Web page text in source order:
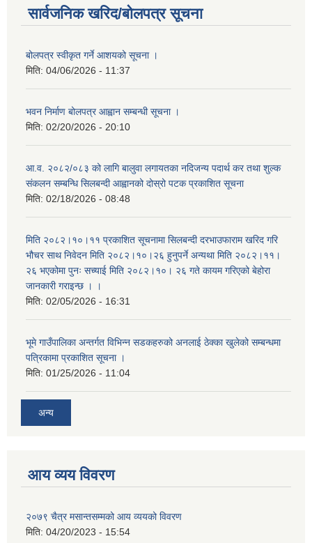
सार्वजनिक खरिद/बोलपत्र सूचना
बोलपत्र स्वीकृत गर्ने आशयको सूचना ।
मिति: 04/06/2026 - 11:37
भवन निर्माण बोलपत्र आह्वान सम्बन्धी सूचना ।
मिति: 02/20/2026 - 20:10
आ.व. २०८२/०८३ को लागि बालुवा लगायतका नदिजन्य पदार्थ कर तथा शुल्क
संकलन सम्बन्धि सिलबन्दी आह्वानको दोस्रो पटक प्रकाशित सूचना
मिति: 02/18/2026 - 08:48
मिति २०८२।१०।११ प्रकाशित सूचनामा सिलबन्दी दरभाउफाराम खरिद गरि
भौचर साथ निवेदन मिति २०८२।१०।२६ हुनुपर्ने अन्यथा मिति २०८२।११।
२६ भएकोमा पुनः सच्याई मिति २०८२।१०। २६ गते कायम गरिएको बेहोरा
जानकारी गराइन्छ । ।
मिति: 02/05/2026 - 16:31
भूमे गाउँपालिका अन्तर्गत विभिन्न सडकहरुको अनलाई ठेक्का खुलेको सम्बन्धमा
पत्रिकामा प्रकाशित सूचना ।
मिति: 01/25/2026 - 11:04
अन्य
आय व्यय विवरण
२०७९ चैत्र मसान्तसम्मको आय व्ययको विवरण
मिति: 04/20/2023 - 15:54